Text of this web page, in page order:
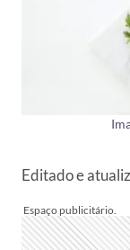
Editado e